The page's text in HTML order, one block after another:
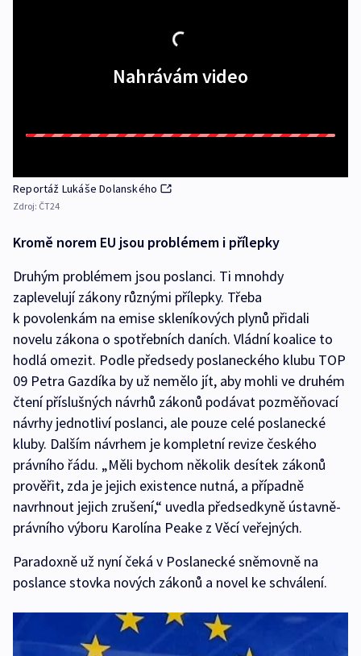
Nahrávám video
Reportáž Lukáše Dolanského
Zdroj: ČT24
Kromě norem EU jsou problémem i přílepky
Druhým problémem jsou poslanci. Ti mnohdy
zaplevelují zákony různými přílepky. Třeba
k povolenkám na emise skleníkových plynů přidali
novelu zákona o spotřebních daních. Vládní koalice to
hodlá omezit. Podle předsedy poslaneckého klubu TOP
09 Petra Gazdíka by už nemělo jít, aby mohli ve druhém
čtení příslušných návrhů zákonů podávat pozměňovací
návrhy jednotliví poslanci, ale pouze celé poslanecké
kluby. Dalším návrhem je kompletní revize českého
právního řádu. „Měli bychom několik desítek zákonů
prověřit, zda je jejich existence nutná, a případně
navrhnout jejich zrušení,“ uvedla předsedkyně ústavně-
právního výboru Karolína Peake z Věcí veřejných.
Paradoxně už nyní čeká v Poslanecké sněmovně na
poslance stovka nových zákonů a novel ke schválení.